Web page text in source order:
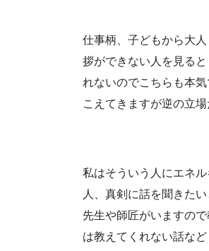
仕事柄、子どもから大人
拶ができない人を見ると
れないのでこちらも本気
こえてきますが逆の立場
私はそういう人にエネル
人、 真剣に話を聞きたい
先生や師匠がいますので
は教えてくれない話など